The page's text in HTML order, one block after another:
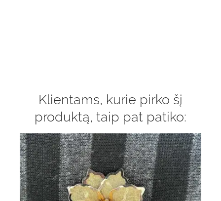
Klientams, kurie pirko šį
produktą, taip pat patiko: